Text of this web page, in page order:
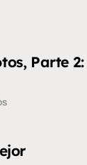
Parte 2: